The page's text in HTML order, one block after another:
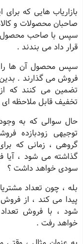
بازاریاب هایی که
صاحبان محصولات و
سپس با صاحب محصول
قرار داد می بندند .
سپس محصول آن ها را
فروش می گذارند .
تضمین می کنند که
تخفیف قابل ملاحظه
حال سوالی که به
توجیهی زودبازده
گذاشته می شود ،
سودی خواهد داشت ؟
بله ، چون تعداد
پیدا می کند ، از
شود ، با فروش تعداد
خواهد رفت .